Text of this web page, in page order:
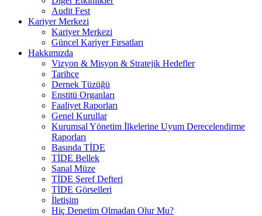
Audit Fest
Kariyer Merkezi
Kariyer Merkezi
Güncel Kariyer Fırsatları
Hakkımızda
Vizyon & Misyon & Stratejik Hedefler
Tarihçe
Dernek Tüzüğü
Enstitü Organları
Faaliyet Raporları
Genel Kurullar
Kurumsal Yönetim İlkelerine Uyum Derecelendirme
Raporları
Basında TİDE
TİDE Bellek
Sanal Müze
TİDE Şeref Defteri
TİDE Görselleri
İletişim
Hiç Denetim Olmadan Olur Mu?